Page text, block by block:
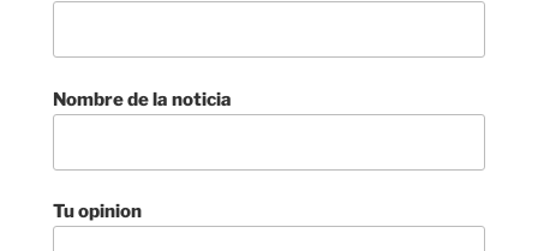
Nombre de la noticia
Tu opinion